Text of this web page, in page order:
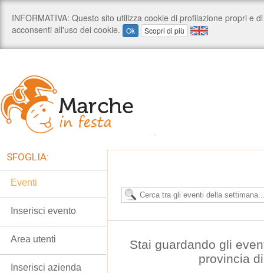
Stai guardando gli
provincia
SFOGLIA:
Eventi
Inserisci evento
Area utenti
Inserisci azienda